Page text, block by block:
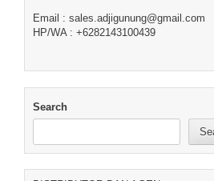
Email : sales.adjigunung@gmail.com
HP/WA : +6282143100439
Search